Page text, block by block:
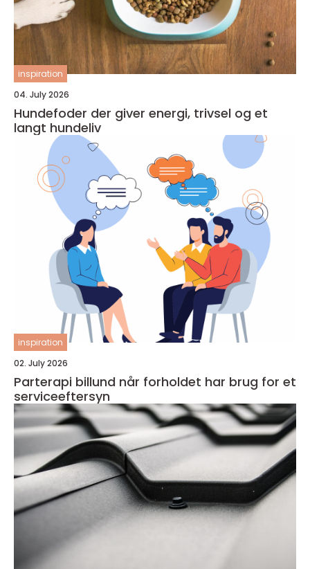
inspiration
04. July 2026
Hundefoder der giver energi, trivsel og et
langt hundeliv
inspiration
02. July 2026
Parterapi billund når forholdet har brug for et
serviceeftersyn